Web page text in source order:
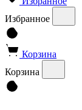
Избранное
Корзина
Корзина